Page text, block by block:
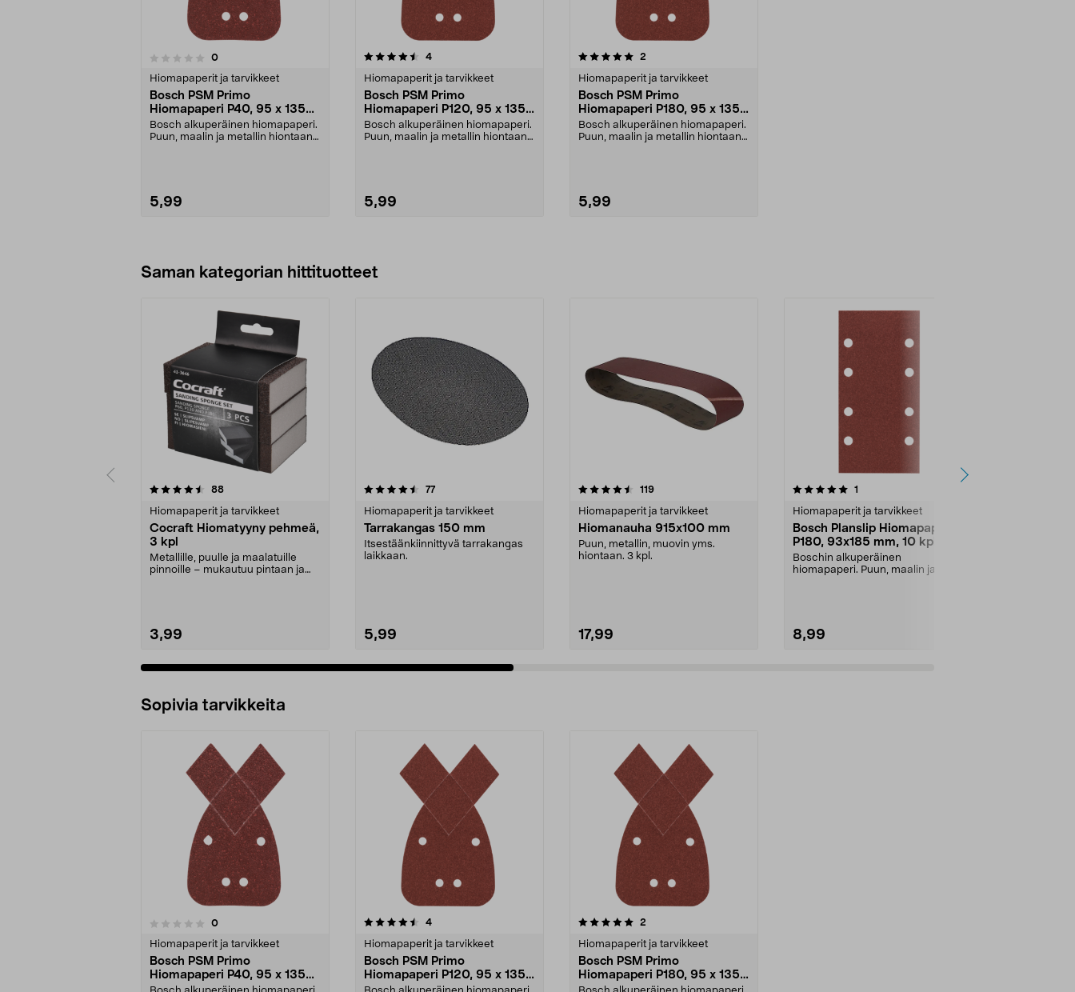
0arvostelut
Hiomapaperit ja tarvikkeet
Bosch PSM Primo
Hiomapaperi P40, 95 x 135
mm, 5 kpl
Bosch alkuperäinen hiomapaperi.
Puun, maalin ja metallin hiontaan.
5,99
4.5viidestä
4arvostelut
Hiomapaperit ja tarvikkeet
Bosch PSM Primo
Hiomapaperi P120, 95 x 135
mm, 5 kpl
Bosch alkuperäinen hiomapaperi.
Puun, maalin ja metallin hiontaan.
5,99
5.0viidestä
2
Hiomapaperit ja tarvikkeet
Bosch PSM Primo
Hiomapaperi P180, 95 x 135
mm, 5 kpl
Bosch alkuperäinen hiomapaperi.
Puun, maalin ja metallin hiontaan.
5,99
Saman kategorian hittituotteet
88arvostelut
Hiomapaperit ja tarvikkeet
Cocraft Hiomatyyny pehmeä,
3 kpl
Metallille, puulle ja maalatuille
pinnoille – mukautuu pintaan ja
3,99
4.5 viidestä
77arvostelut
Hiomapaperit ja tarvikkeet
Tarrakangas 150 mm
Itsestäänkiinnittyvä tarrakangas
laikkaan.
5,99
4.5 viidestä
119arvostelut
Hiomapaperit ja tarvikkeet
Hiomanauha 915x100 mm
Puun, metallin, muovin yms.
hiontaan. 3 kpl.
17,99
5.0 viidestä
1
Hiomapaperit ja tarvikkeet
Bosch Planslip Hiomapaperi
P180, 93x185 mm, 10 kpl
Boschin alkuperäinen
hiomapaperi. Puun, maalin ja
8,99
5.0 viidestä
Sopivia tarvikkeita
0arvostelut
Hiomapaperit ja tarvikkeet
Bosch PSM Primo
Hiomapaperi P40, 95 x 135
mm, 5 kpl
4.5viidestä
4arvostelut
Hiomapaperit ja tarvikkeet
Bosch PSM Primo
Hiomapaperi P120, 95 x 135
mm, 5 kpl
5.0viidestä
2
Hiomapaperit ja tarvikkeet
Bosch PSM Primo
Hiomapaperi P180, 95 x 135
mm, 5 kpl